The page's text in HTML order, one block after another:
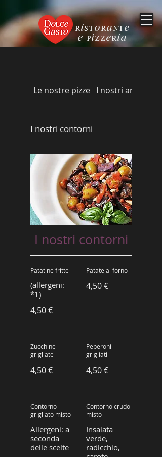
ristorante
e pizzeria
Le nostre pizze I nostri antipasti
I nostri contorni
I nostri contorni
Patatine fritte
(allergeni:
4,50 €
Patate al forno
4,50 €
Zucchine
grigliate
4,50 €
Peperoni
grigliati
4,50 €
Contorno
grigliato misto
Allergeni: a
seconda
delle scelte
Contorno crudo
misto
Insalata
verde,
radicchio,